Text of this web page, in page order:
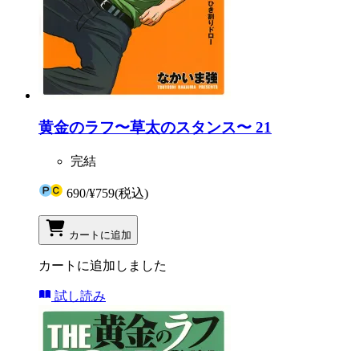
黄金のラフ〜草太のスタンス〜 21
完結
690/¥759(税込)
カートに追加
カートに追加しました
試し読み